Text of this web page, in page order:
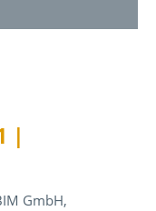
|
GmbH,